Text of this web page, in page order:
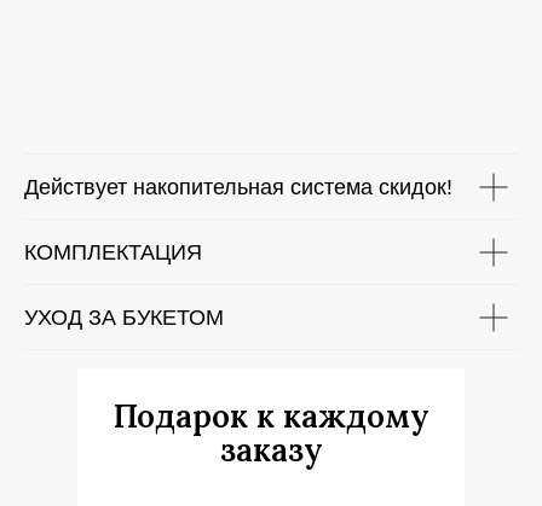
Действует накопительная система скидок!
КОМПЛЕКТАЦИЯ
УХОД ЗА БУКЕТОМ
Подарок к каждому
заказу